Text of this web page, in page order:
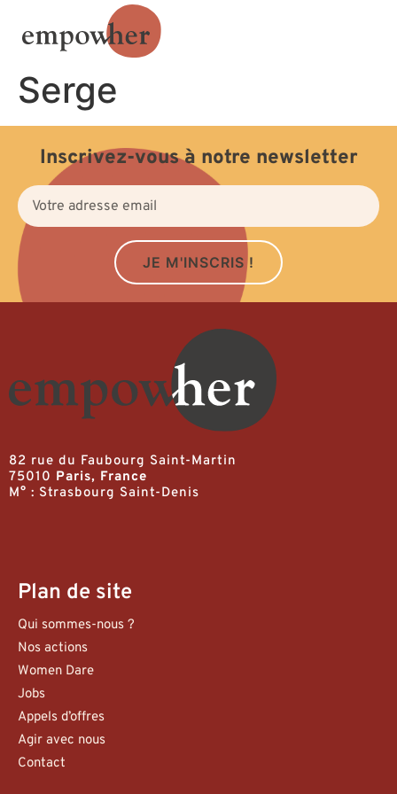
Serge
Inscrivez-vous à notre newsletter
JE M'INSCRIS !
82 rue du Faubourg Saint-Martin
75010 Paris, France
M° : Strasbourg Saint-Denis
Plan de site
Qui sommes-nous ?
Nos actions
Women Dare
Jobs
Appels d’offres
Agir avec nous
Contact